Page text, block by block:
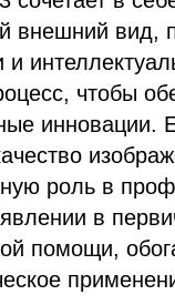
внешний вид,
и
чтобы
инновации.
роль в
в
помощи,